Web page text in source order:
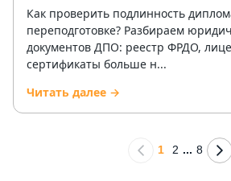
Как проверить подлинность
переподготовке? Разбираем
документов ДПО: реестр ФРДО,
сертификаты больше н...
Читать далее →
1 2 ... 8